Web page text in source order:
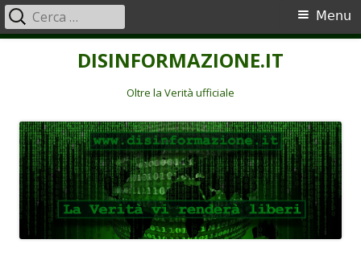
DISINFORMAZIONE.IT
Oltre la Verità ufficiale
Menu
principale
Menu
Ricerca
per: